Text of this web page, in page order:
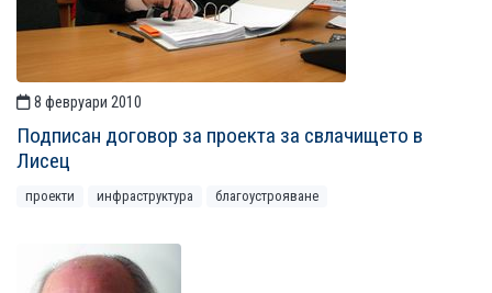
8 февруари 2010
Подписан договор за проекта за свлачището в
Лисец
проекти инфраструктура благоустрояване